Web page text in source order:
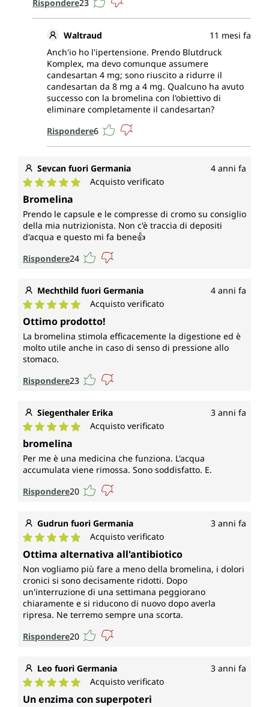
Rispondere23
Waltraud
11 mesi fa
Anch'io ho l'ipertensione. Prendo Blutdruck
Komplex, ma devo comunque assumere
candesartan 4 mg; sono riuscito a ridurre il
candesartan da 8 mg a 4 mg. Qualcuno ha avuto
successo con la bromelina con l'obiettivo di
eliminare completamente il candesartan?
Rispondere6
Sevcan fuori Germania 4 anni fa
Valutazione media di 5 su 5 stelle
Acquisto verificato
Bromelina
Prendo le capsule e le compresse di cromo su consiglio
della mia nutrizionista. Non c'è traccia di depositi
d'acqua e questo mi fa bene👍
Rispondere24
Mechthild fuori Germania 4 anni fa
Valutazione media di 5 su 5 stelle
Acquisto verificato
Ottimo prodotto!
La bromelina stimola efficacemente la digestione ed è
molto utile anche in caso di senso di pressione allo
stomaco.
Rispondere23
Siegenthaler Erika 3 anni fa
Valutazione media di 5 su 5 stelle
Acquisto verificato
bromelina
Per me è una medicina che funziona. L'acqua
accumulata viene rimossa. Sono soddisfatto. E.
Rispondere20
Gudrun fuori Germania 3 anni fa
Valutazione media di 5 su 5 stelle
Acquisto verificato
Ottima alternativa all'antibiotico
Non vogliamo più fare a meno della bromelina, i dolori
cronici si sono decisamente ridotti. Dopo
un'interruzione di una settimana peggiorano
chiaramente e si riducono di nuovo dopo averla
ripresa. Ne terremo sempre una scorta.
Rispondere20
Leo fuori Germania 3 anni fa
Valutazione media di 5 su 5 stelle
Acquisto verificato
Un enzima con superpoteri